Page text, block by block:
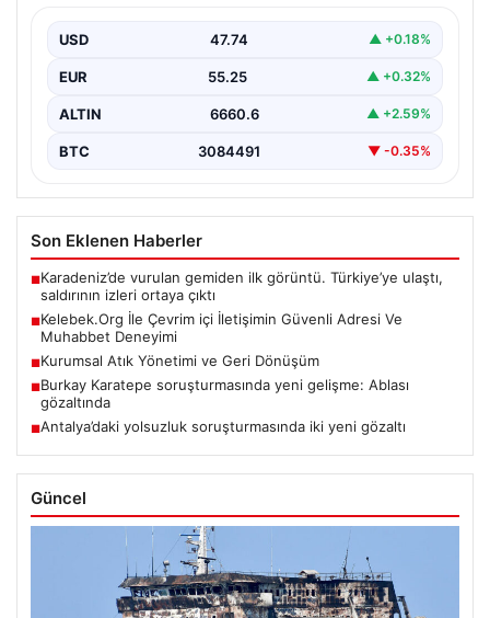
sağlaması büyük bir değer ifade etmektedir. Halen…
USD 47.74 ▲ +0.18%
EUR 55.25 ▲ +0.32%
ALTIN 6660.6 ▲ +2.59%
BTC 3084491 ▼ -0.35%
Son Eklenen Haberler
■Karadeniz’de vurulan gemiden ilk görüntü. Türkiye’ye ulaştı,
saldırının izleri ortaya çıktı
■Kelebek.Org İle Çevrim içi İletişimin Güvenli Adresi Ve
Muhabbet Deneyimi
■Kurumsal Atık Yönetimi ve Geri Dönüşüm
■Burkay Karatepe soruşturmasında yeni gelişme: Ablası
gözaltında
■Antalya’daki yolsuzluk soruşturmasında iki yeni gözaltı
Güncel